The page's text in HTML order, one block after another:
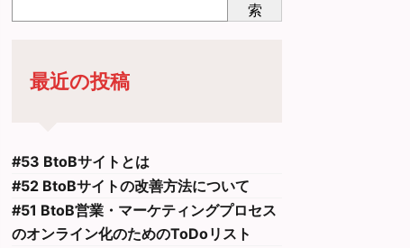
索
最近の投稿
#53 BtoBサイトとは
#52 BtoBサイトの改善方法について
#51 BtoB営業・マーケティングプロセス
のオンライン化のためのToDoリスト